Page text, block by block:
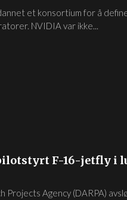
et konsortium for å
NVIDIA var ikke...
F-16-jetfly i
Projects Agency (DARPA)